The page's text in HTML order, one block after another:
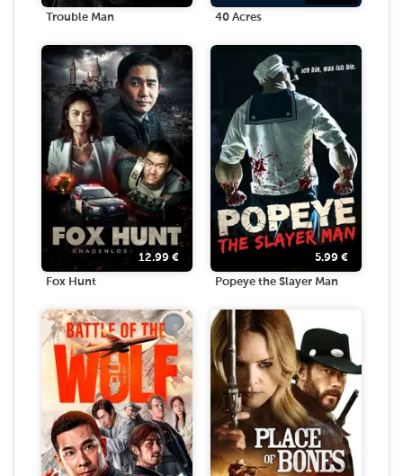
Trouble Man 40 Acres
12.99 €
Fox Hunt
5.99 €
Popeye the Slayer Man